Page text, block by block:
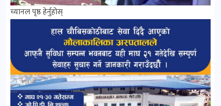
च्यानल पृष्ठ हेर्नुहोस्